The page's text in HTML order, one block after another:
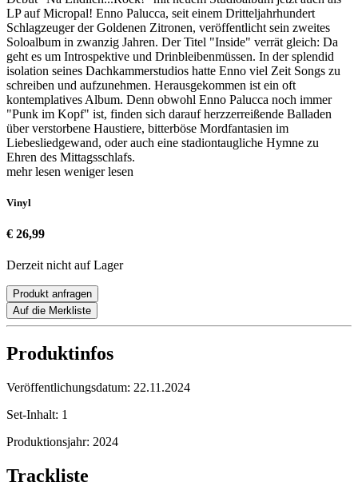
LP auf Micropal! Enno Palucca, seit einem Dritteljahrhundert
Schlagzeuger der Goldenen Zitronen, veröffentlicht sein zweites
Soloalbum in zwanzig Jahren. Der Titel "Inside" verrät gleich: Da
geht es um Introspektive und Drinbleibenmüssen. In der splendid
isolation seines Dachkammerstudios hatte Enno viel Zeit Songs zu
schreiben und aufzunehmen. Herausgekommen ist ein oft
kontemplatives Album. Denn obwohl Enno Palucca noch immer
"Punk im Kopf" ist, finden sich darauf herzzerreißende Balladen
über verstorbene Haustiere, bitterböse Mordfantasien im
Liebesliedgewand, oder auch eine stadiontaugliche Hymne zu
Ehren des Mittagsschlafs.
mehr lesen weniger lesen
Vinyl
€ 26,99
Derzeit nicht auf Lager
Produkt anfragen
Auf die Merkliste
Produktinfos
Veröffentlichungsdatum: 22.11.2024
Set-Inhalt: 1
Produktionsjahr: 2024
Trackliste